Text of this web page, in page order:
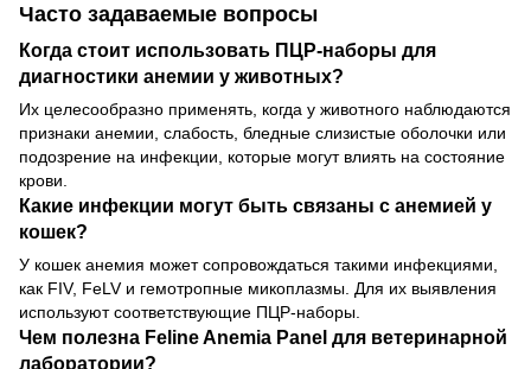
Часто задаваемые вопросы
Когда стоит использовать ПЦР-наборы для
диагностики анемии у животных?
Их целесообразно применять, когда у животного наблюдаются
признаки анемии, слабость, бледные слизистые оболочки или
подозрение на инфекции, которые могут влиять на состояние
крови.
Какие инфекции могут быть связаны с анемией у
кошек?
У кошек анемия может сопровождаться такими инфекциями,
как FIV, FeLV и гемотропные микоплазмы. Для их выявления
используют соответствующие ПЦР-наборы.
Чем полезна Feline Anemia Panel для ветеринарной
лаборатории?